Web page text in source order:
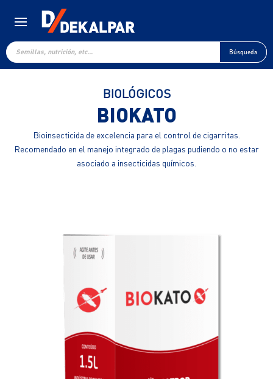
Búsqueda
de
productos
Búsqueda
BIOLÓGICOS
BIOKATO
Bioinsecticida de excelencia para el control de cigarritas.
Recomendado en el manejo integrado de plagas pudiendo o no estar
asociado a insecticidas químicos.